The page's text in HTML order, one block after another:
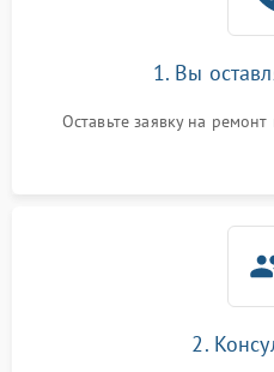
1. Вы
Оставьте заявку на
2.